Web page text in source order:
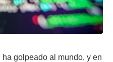
golpeado al mundo, y en